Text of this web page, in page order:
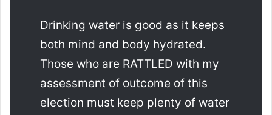
Drinking water is good as it keeps
both mind and body hydrated.
Those who are RATTLED with my
assessment of outcome of this
election must keep plenty of water